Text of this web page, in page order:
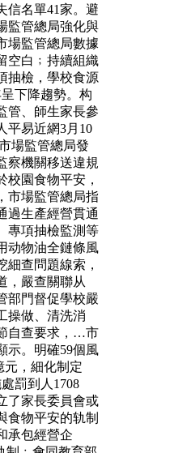
信名單41家。避
監管總局強化與
場監管總局數據
空白﹔持續組織
抽檢，學校食源
下降趨勢。构
管、師生家長參
平易近網3月10
場監管總局發
察機關移送違規
校園食物平安，
市場監管總局指
過生產經營貫通
專項抽檢監測等
动物油全鏈條風
細查問題線索，
，嚴查關聯从
部門督促學校嚴
操做、清洗消
自查要求，…市
示。明確59個風
元，細化制定
罰到人1708
了家長委員會或
食物平安的轨制
承包經營企